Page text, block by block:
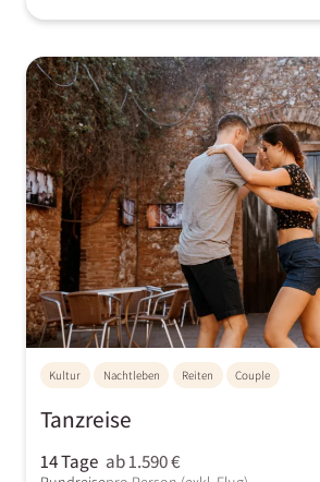
Kultur Nachtleben Reiten Couple
Tanzreise
14 Tage ab 1.590 €